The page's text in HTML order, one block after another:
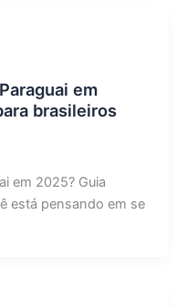
em
brasileiros
em 2025? Guia
está pensando em se